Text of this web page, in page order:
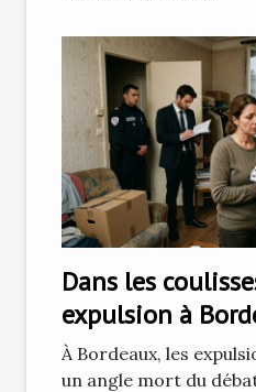
Dans les
expulsion à
huissiers de
À Bordeaux, les
un angle mort du